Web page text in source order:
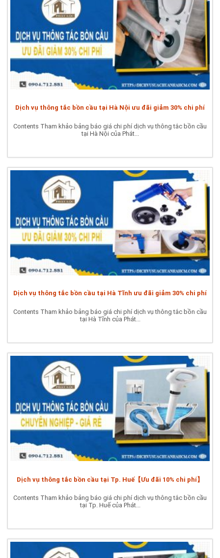
Dịch vụ thông tắc bồn cầu tại Hà Nội ưu đãi giảm 30% chi phí
Contents Tham khảo bảng báo giá chi phí dịch vụ thông tắc bồn cầu
tại Hà Nội của Phát...
Dịch vụ thông tắc bồn cầu tại Hà Tĩnh ưu đãi giảm 30% chi phí
Contents Tham khảo bảng báo giá chi phí dịch vụ thông tắc bồn cầu
tại Hà Tĩnh của Phát...
Dịch vụ thông tắc bồn cầu tại Tp. Huế【Ưu đãi 10% chi phí】
Contents Tham khảo bảng báo giá chi phí dịch vụ thông tắc bồn cầu
tại Tp. Huế của Phát...